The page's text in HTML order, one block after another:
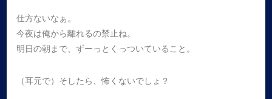
仕方ないなぁ。
今夜は俺から離れるの禁止ね。
明日の朝まで、ずーっとくっついていること。
（耳元で）そしたら、怖くないでしょ？